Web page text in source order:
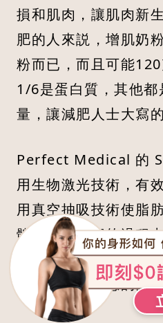
損和肌肉，讓肌肉新
肥的人來説，增肌奶
粉而已，而且可能
1/6是蛋白質，其他
量，讓減肥人士大寫的
Perfect Medical 的
用生物激光技術，有
用真空抽吸技術使脂
體外。在療程的過程
疼痛、刺激和不適。
能輕鬆達到理想的體